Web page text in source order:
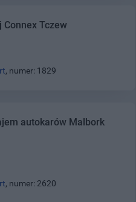
Connex Tczew
, numer: 1829
autokarów Malbork
, numer: 2620